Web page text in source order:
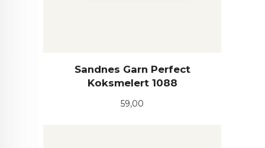
Sandnes Garn Perfect
Koksmelert 1088
Pris
59,00